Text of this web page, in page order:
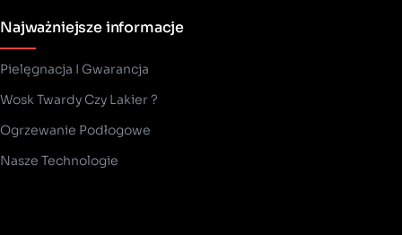
Najważniejsze informacje
Pielęgnacja I Gwarancja
Wosk Twardy Czy Lakier ?
­Ogrzewanie Podłogowe
Nasze Technologie